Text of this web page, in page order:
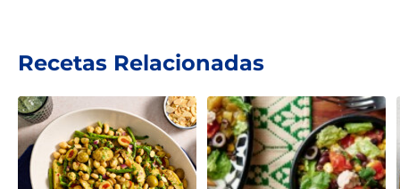
Recetas Relacionadas